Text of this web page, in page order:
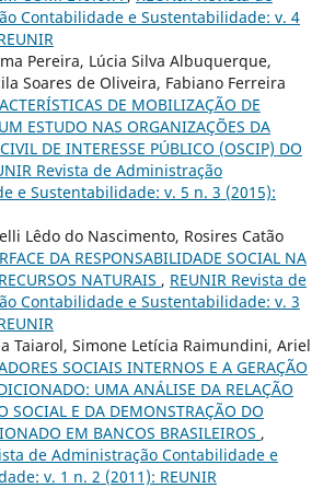
Contabilidade e Sustentabilidade: v. 4
Pereira, Lúcia Silva Albuquerque,
Soares de Oliveira, Fabiano Ferreira
DE MOBILIZAÇÃO DE
ESTUDO NAS ORGANIZAÇÕES DA
DE INTERESSE PÚBLICO (OSCIP) DO
Revista de Administração
e Sustentabilidade: v. 5 n. 3 (2015):
Lêdo do Nascimento, Rosires Catão
DA RESPONSABILIDADE SOCIAL NA
NATURAIS , REUNIR Revista de
Contabilidade e Sustentabilidade: v. 3
Taiarol, Simone Letícia Raimundini, Ariel
SOCIAIS INTERNOS E A GERAÇÃO
UMA ANÁLISE DA RELAÇÃO
SOCIAL E DA DEMONSTRAÇÃO DO
EM BANCOS BRASILEIROS ,
de Administração Contabilidade e
v. 1 n. 2 (2011): REUNIR